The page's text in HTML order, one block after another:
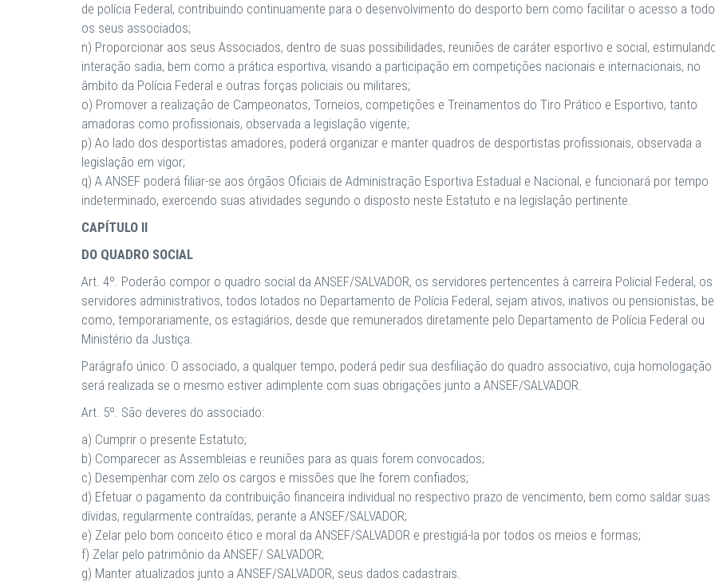
de polícia Federal, contribuindo continuamente para o desenvolvimento do desporto bem como facilitar o acesso a
os seus associados;
n) Proporcionar aos seus Associados, dentro de suas possibilidades, reuniões de caráter esportivo e social,
interação sadia, bem como a prática esportiva, visando a participação em competições nacionais e internacionais, no
âmbito da Polícia Federal e outras forças policiais ou militares;
o) Promover a realização de Campeonatos, Torneios, competições e Treinamentos do Tiro Prático e Esportivo, tanto
amadoras como profissionais, observada a legislação vigente;
p) Ao lado dos desportistas amadores, poderá organizar e manter quadros de desportistas profissionais, observada a
legislação em vigor;
q) A ANSEF poderá filiar-se aos órgãos Oficiais de Administração Esportiva Estadual e Nacional, e funcionará por tempo
indeterminado, exercendo suas atividades segundo o disposto neste Estatuto e na legislação pertinente.
CAPÍTULO II
DO QUADRO SOCIAL
Art. 4º. Poderão compor o quadro social da ANSEF/SALVADOR, os servidores pertencentes à carreira Policial Federal, os
servidores administrativos, todos lotados no Departamento de Polícia Federal, sejam ativos, inativos ou pensionistas,
como, temporariamente, os estagiários, desde que remunerados diretamente pelo Departamento de Polícia Federal ou
Ministério da Justiça.
Parágrafo único: O associado, a qualquer tempo, poderá pedir sua desfiliação do quadro associativo, cuja homologação
será realizada se o mesmo estiver adimplente com suas obrigações junto a ANSEF/SALVADOR.
Art. 5º. São deveres do associado:
a) Cumprir o presente Estatuto;
b) Comparecer as Assembleias e reuniões para as quais forem convocados;
c) Desempenhar com zelo os cargos e missões que lhe forem confiados;
d) Efetuar o pagamento da contribuição financeira individual no respectivo prazo de vencimento, bem como saldar suas
dívidas, regularmente contraídas, perante a ANSEF/SALVADOR;
e) Zelar pelo bom conceito ético e moral da ANSEF/SALVADOR e prestigiá-la por todos os meios e formas;
f) Zelar pelo patrimônio da ANSEF/ SALVADOR;
g) Manter atualizados junto a ANSEF/SALVADOR, seus dados cadastrais.